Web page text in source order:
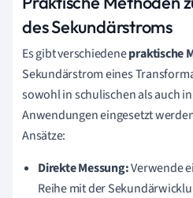
des Sekundärstroms
Es gibt verschiedenepraktische
Sekundärstrom eines
sowohl in schulischen als auch
Anwendungen eingesetzt
Ansätze:
Direkte Messung:Verwende
Reihe mit der